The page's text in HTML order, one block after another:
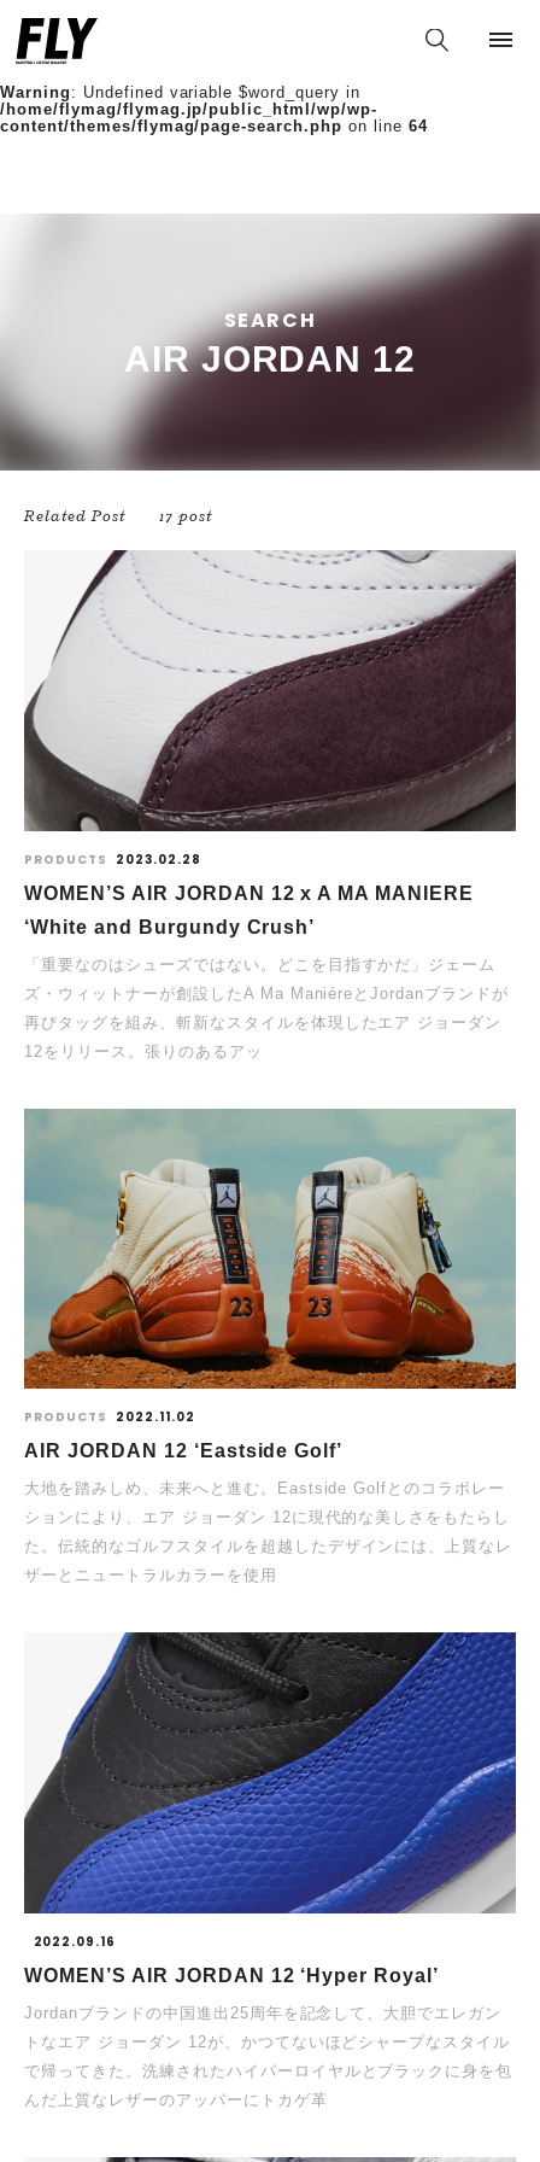
Warning: Undefined variable $words in
/home/flymag/flymag.jp/public_html/wp/wp-
content/themes/flymag/page-search.php
Warning : Undefined variable $word_query in
/home/flymag/flymag.jp/public_html/wp/wp-
content/themes/flymag/page-search.php on line 64
SEARCH
AIR JORDAN 12
Related Post 17 post
PRODUCTS 2023.02.28
WOMEN’S AIR JORDAN 12 x A MA MANIERE
‘White and Burgundy Crush’
「重要なのはシューズではない。どこを目指すかだ」ジェーム
ズ・ウィットナーが創設したA Ma ManiéreとJordanブランドが
再びタッグを組み、斬新なスタイルを体現したエア ジョーダン
12をリリース。張りのあるアッ
PRODUCTS 2022.11.02
AIR JORDAN 12 ‘Eastside Golf’
大地を踏みしめ、未来へと進む。Eastside Golfとのコラボレー
ションにより、エア ジョーダン 12に現代的な美しさをもたらし
た。伝統的なゴルフスタイルを超越したデザインには、上質なレ
ザーとニュートラルカラーを使用
2022.09.16
WOMEN’S AIR JORDAN 12 ‘Hyper Royal’
Jordanブランドの中国進出25周年を記念して、大胆でエレガン
トなエア ジョーダン 12が、かつてないほどシャープなスタイル
で帰ってきた。洗練されたハイパーロイヤルとブラックに身を包
んだ上質なレザーのアッパーにトカゲ革